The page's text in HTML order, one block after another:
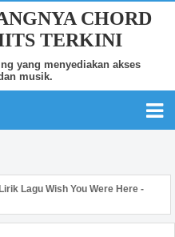
CHORD
TERKINI
yang menyediakan akses
musik.
Lagu Wish You Were Here -